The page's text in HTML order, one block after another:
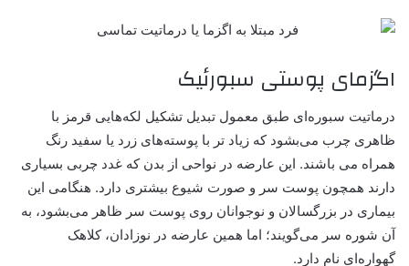
اگزمای پوستی سبورئیک
درماتیت سبوره‌ای طبق معمول تبدیل تشکیل لکه‌هایی قرمز با
ظاهری چرب می‌بشود که زیاد تر با پوسته‌های زرد یا سفید رنگ
همراه می باشند. این عارضه در نواحی از بدن که غدد چربی بسیاری
دارند همچون پوست سر و صورت شیوع بیشتری دارد. هنگامی این
بیماری در بزرگسالان و نوجوانان روی پوست سر ظاهر می‌بشود، به
آن شوره سر می‌گویند؛ اما همین عارضه در نوزادان، کلاهک
گهواره‌ای نام دارد.